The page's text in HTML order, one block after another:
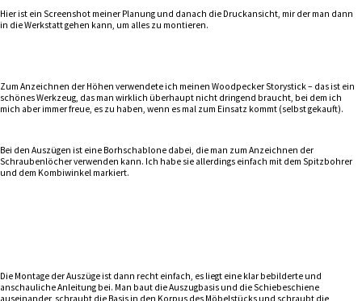
Hier ist ein Screenshot meiner Planung und danach die Druckansicht, mir der man dann
in die Werkstatt gehen kann, um alles zu montieren.
Zum Anzeichnen der Höhen verwendete ich meinen Woodpecker Storystick – das ist ein
schönes Werkzeug, das man wirklich überhaupt nicht dringend braucht, bei dem ich
mich aber immer freue, es zu haben, wenn es mal zum Einsatz kommt (selbst gekauft).
Bei den Auszügen ist eine Borhschablone dabei, die man zum Anzeichnen der
Schraubenlöcher verwenden kann. Ich habe sie allerdings einfach mit dem Spitzbohrer
und dem Kombiwinkel markiert.
Die Montage der Auszüge ist dann recht einfach, es liegt eine klar bebilderte und
anschauliche Anleitung bei. Man baut die Auszugbasis und die Schiebeschiene
auseinander, schraubt die Basis in den Korpus des Möbelstücks und schraubt die